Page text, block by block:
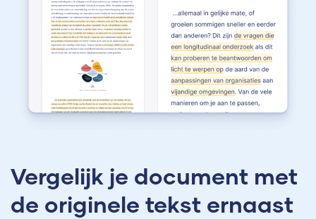
Vergelijk je document met
de originele tekst ernaast